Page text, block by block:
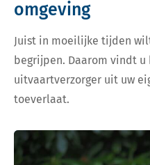
omgeving
Juist in moeilijke tijden
begrijpen. Daarom vindt
uitvaartverzorger uit uw
toeverlaat.